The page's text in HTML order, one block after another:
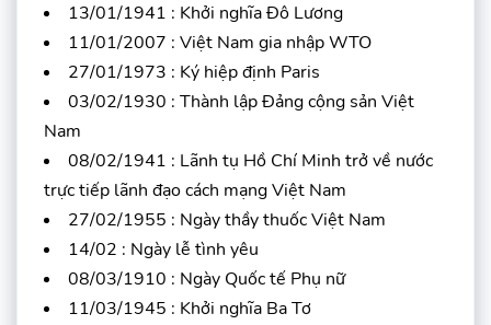
13/01/1941 : Khởi nghĩa Đô Lương
11/01/2007 : Việt Nam gia nhập WTO
27/01/1973 : Ký hiệp định Paris
03/02/1930 : Thành lập Đảng cộng sản Việt
Nam
08/02/1941 : Lãnh tụ Hồ Chí Minh trở về nước
trực tiếp lãnh đạo cách mạng Việt Nam
27/02/1955 : Ngày thầy thuốc Việt Nam
14/02 : Ngày lễ tình yêu
08/03/1910 : Ngày Quốc tế Phụ nữ
11/03/1945 : Khởi nghĩa Ba Tơ